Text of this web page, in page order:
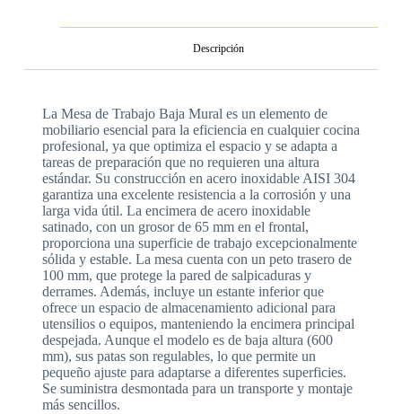
Descripción
La Mesa de Trabajo Baja Mural es un elemento de
mobiliario esencial para la eficiencia en cualquier cocina
profesional, ya que optimiza el espacio y se adapta a
tareas de preparación que no requieren una altura
estándar. Su construcción en acero inoxidable AISI 304
garantiza una excelente resistencia a la corrosión y una
larga vida útil. La encimera de acero inoxidable
satinado, con un grosor de 65 mm en el frontal,
proporciona una superficie de trabajo excepcionalmente
sólida y estable. La mesa cuenta con un peto trasero de
100 mm, que protege la pared de salpicaduras y
derrames. Además, incluye un estante inferior que
ofrece un espacio de almacenamiento adicional para
utensilios o equipos, manteniendo la encimera principal
despejada. Aunque el modelo es de baja altura (600
mm), sus patas son regulables, lo que permite un
pequeño ajuste para adaptarse a diferentes superficies.
Se suministra desmontada para un transporte y montaje
más sencillos.